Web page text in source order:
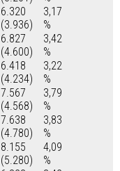
6.320
(3.936)
3,17
%
6.827
(4.600)
3,42
%
6.418
(4.234)
3,22
%
7.567
(4.568)
3,79
%
7.638
(4.780)
3,83
%
8.155
(5.280)
4,09
%